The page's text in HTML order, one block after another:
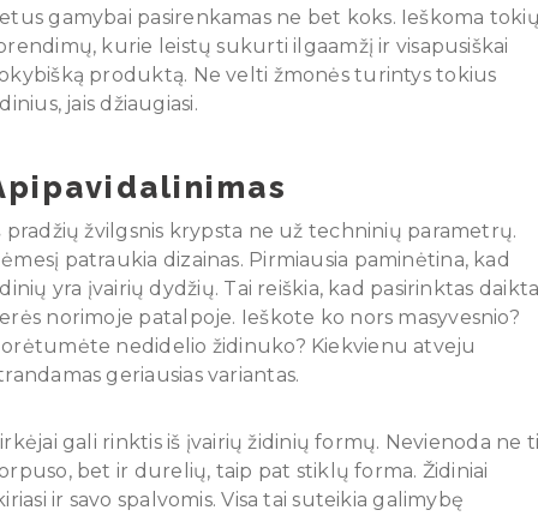
gamybai pasirenkamas ne bet koks. Ieškoma
kurie leistų sukurti ilgaamžį ir visapusiškai
produktą. Ne velti žmonės turintys tokius
jais džiaugiasi.
pradžių žvilgsnis krypsta ne už techninių parametrų.
patraukia dizainas. Pirmiausia paminėtina, kad
yra įvairių dydžių. Tai reiškia, kad pasirinktas
norimoje patalpoje. Ieškote ko nors masyvesnio?
nedidelio židinuko? Kiekvienu atveju
geriausias variantas.
gali rinktis iš įvairių židinių formų. Nevienoda ne
bet ir durelių, taip pat stiklų forma. Židiniai
ir savo spalvomis. Visa tai suteikia galimybę